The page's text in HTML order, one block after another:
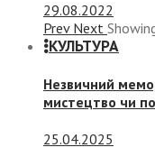
29.08.2022
Prev Next
КУЛЬТУРА
Незвичний
мистецтво чи
25.04.2025